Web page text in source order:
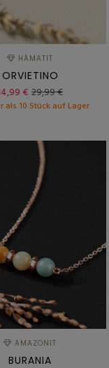
HÄMATIT
ORVIETINO
€ 29,99 €
als 10 Stück auf Lager
AMAZONIT
BURANIA